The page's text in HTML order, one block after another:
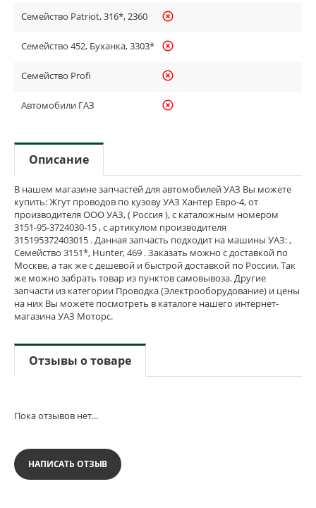
Семейство Patriot, 316*, 2360 highlight_off
Семейство 452, Буханка, 3303* highlight_off
Семейство Profi highlight_off
Автомобили ГАЗ highlight_off
Описание
В нашем магазине запчастей для автомобилей УАЗ Вы можете
купить: Жгут проводов по кузову УАЗ Хантер Евро-4, от
производителя ООО УАЗ, ( Россия ), с каталожным номером
3151-95-3724030-15 , с артикулом производителя
315195372403015 . Данная запчасть подходит на машины УАЗ: ,
Семейство 3151*, Hunter, 469 . Заказать можно с доставкой по
Москве, а так же с дешевой и быстрой доставкой по России. Так
же можно забрать товар из пунктов самовывоза. Другие
запчасти из категории Проводка (Электрооборудование) и цены
на них Вы можете посмотреть в каталоге нашего интернет-
магазина УАЗ Моторс.
Отзывы о товаре
Пока отзывов нет...
НАПИСАТЬ ОТЗЫВ